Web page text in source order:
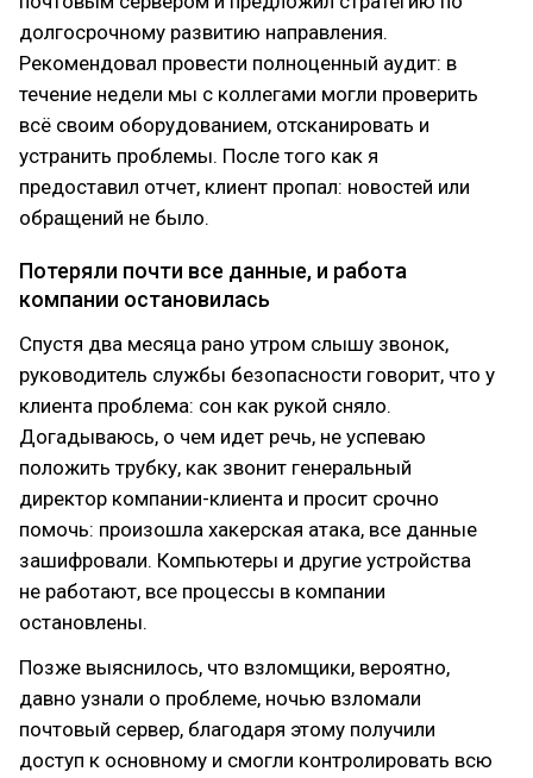
долгосрочному развитию направления.
Рекомендовал провести полноценный аудит: в
течение недели мы с коллегами могли проверить
всё своим оборудованием, отсканировать и
устранить проблемы. После того как я
предоставил отчет, клиент пропал: новостей или
обращений не было.
Потеряли почти все данные, и работа
компании остановилась
Спустя два месяца рано утром слышу звонок,
руководитель службы безопасности говорит, что у
клиента проблема: сон как рукой сняло.
Догадываюсь, о чем идет речь, не успеваю
положить трубку, как звонит генеральный
директор компании-клиента и просит срочно
помочь: произошла хакерская атака, все данные
зашифровали. Компьютеры и другие устройства
не работают, все процессы в компании
остановлены.
Позже выяснилось, что взломщики, вероятно,
давно узнали о проблеме, ночью взломали
почтовый сервер, благодаря этому получили
доступ к основному и смогли контролировать всю